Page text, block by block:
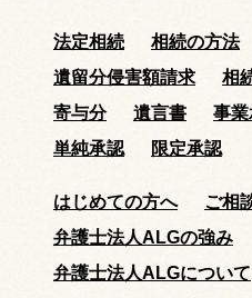
法定相続 相続の方法
遺留分侵害額請求
相
寄与分
遺言書 事
単純承認
限定承認
はじめての方へ
ご相
弁護士法人ALGの強み
弁護士法人ALGについて